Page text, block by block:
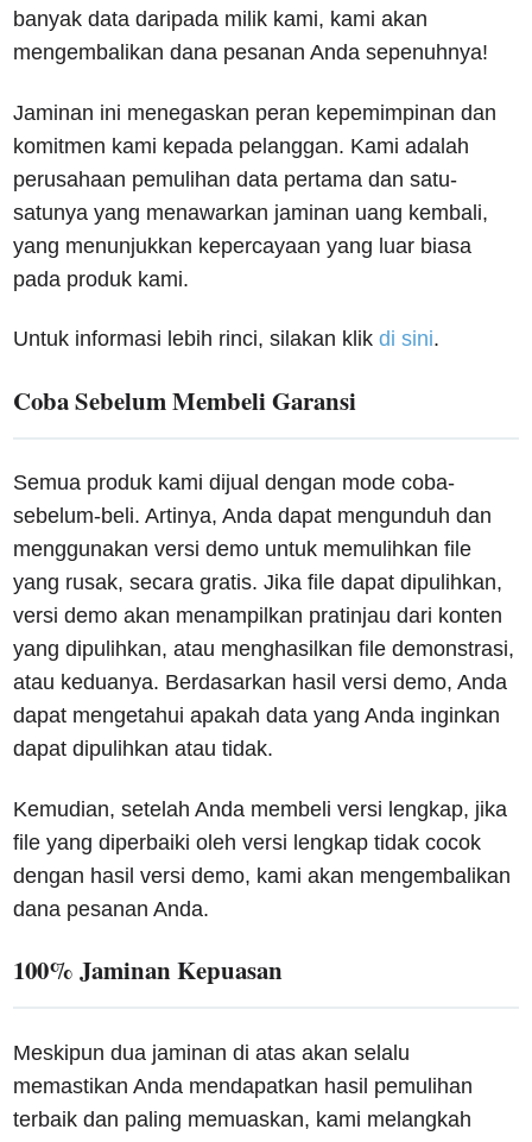
banyak data daripada milik kami, kami akan
mengembalikan dana pesanan Anda sepenuhnya!
Jaminan ini menegaskan peran kepemimpinan dan
komitmen kami kepada pelanggan. Kami adalah
perusahaan pemulihan data pertama dan satu-
satunya yang menawarkan jaminan uang kembali,
yang menunjukkan kepercayaan yang luar biasa
pada produk kami.
Untuk informasi lebih rinci, silakan klikdi sini.
Coba Sebelum Membeli Garansi
Semua produk kami dijual dengan mode coba-
sebelum-beli. Artinya, Anda dapat mengunduh dan
menggunakan versi demo untuk memulihkan file
yang rusak, secara gratis. Jika file dapat dipulihkan,
versi demo akan menampilkan pratinjau dari konten
yang dipulihkan, atau menghasilkan file demonstrasi,
atau keduanya. Berdasarkan hasil versi demo, Anda
dapat mengetahui apakah data yang Anda inginkan
dapat dipulihkan atau tidak.
Kemudian, setelah Anda membeli versi lengkap, jika
file yang diperbaiki oleh versi lengkap tidak cocok
dengan hasil versi demo, kami akan mengembalikan
dana pesanan Anda.
100% Jaminan Kepuasan
Meskipun dua jaminan di atas akan selalu
memastikan Anda mendapatkan hasil pemulihan
terbaik dan paling memuaskan, kami melangkah